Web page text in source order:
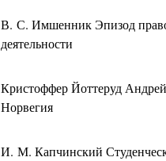
В. С. Имшенник Эпизод
деятельности
Кристоффер Йоттеруд
Норвегия
И. М. Капчинский